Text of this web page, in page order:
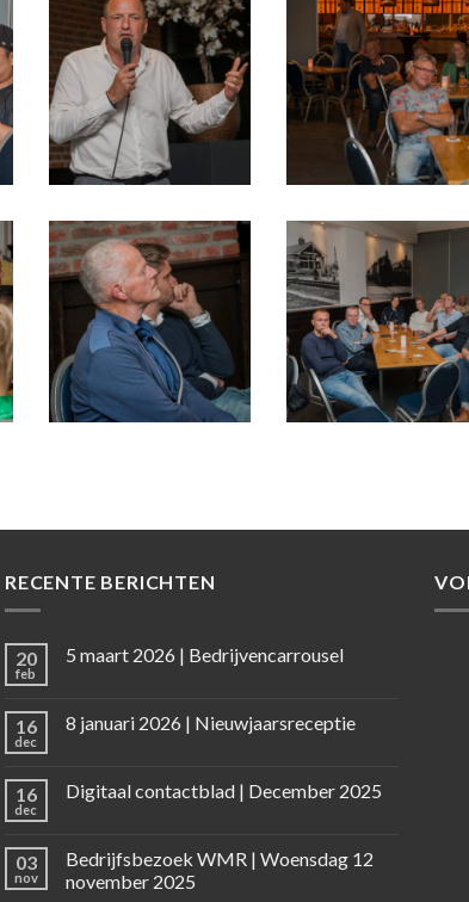
RECENTE BERICHTEN
20
feb
5 maart 2026 | Bedrijvencarrousel
16
dec
8 januari 2026 | Nieuwjaarsreceptie
16
dec
Digitaal contactblad | December 2025
03
nov
Bedrijfsbezoek WMR | Woensdag 12
november 2025